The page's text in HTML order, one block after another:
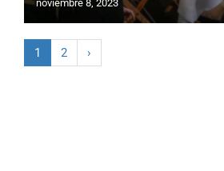
noviembre 8, 2023
1 2 ›